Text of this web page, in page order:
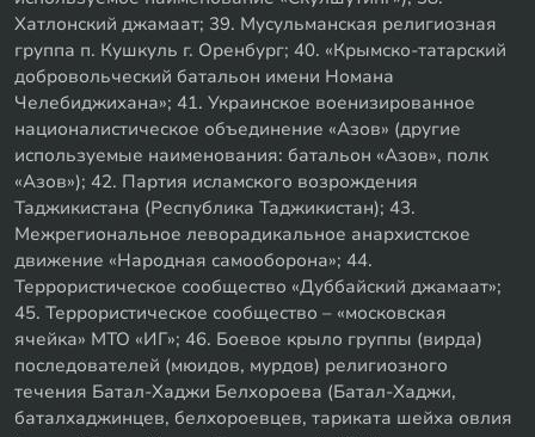
Хатлонский джамаат; 39. Мусульманская религиозная
группа п. Кушкуль г. Оренбург; 40. «Крымско-татарский
добровольческий батальон имени Номана
Челебиджихана»; 41. Украинское военизированное
националистическое объединение «Азов» (другие
используемые наименования: батальон «Азов», полк
«Азов»); 42. Партия исламского возрождения
Таджикистана (Республика Таджикистан); 43.
Межрегиональное леворадикальное анархистское
движение «Народная самооборона»; 44.
Террористическое сообщество «Дуббайский джамаат»;
45. Террористическое сообщество – «московская
ячейка» МТО «ИГ»; 46. Боевое крыло группы (вирда)
последователей (мюидов, мурдов) религиозного
течения Батал-Хаджи Белхороева (Батал-Хаджи,
баталхаджинцев, белхороевцев, тариката шейха овлия